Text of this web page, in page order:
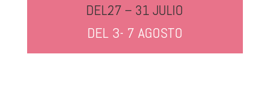
DEL27 – 31 JULIO
DEL 3- 7 AGOSTO